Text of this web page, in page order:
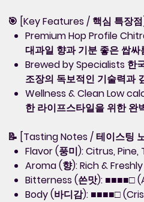
🎯 [Key Features / 핵심 특장점]
Premium Hop Profile
대과일 향과 기분 좋은 쌉싸
Brewed by Specialists 한
조장의 독보적인 기술력과
Wellness & Clean Low
한 라이프스타일을 위한 완
📝 [Tasting Notes / 테이스팅
Flavor (풍미): Citrus, Pine,
Aroma (향): Rich &
Bitterness (쓴맛): ■■■■□
Body (바디감): ■■■■□